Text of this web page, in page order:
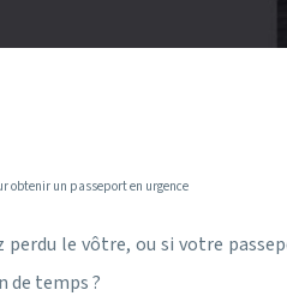
obtenir un passeport en urgence
perdu le vôtre, ou si votre
de temps ?